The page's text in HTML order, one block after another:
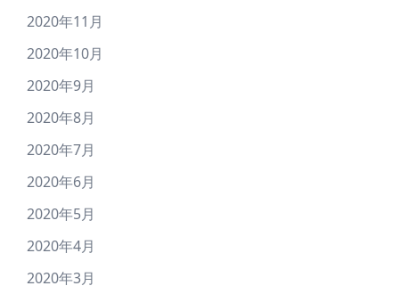
2020年11月
2020年10月
2020年9月
2020年8月
2020年7月
2020年6月
2020年5月
2020年4月
2020年3月